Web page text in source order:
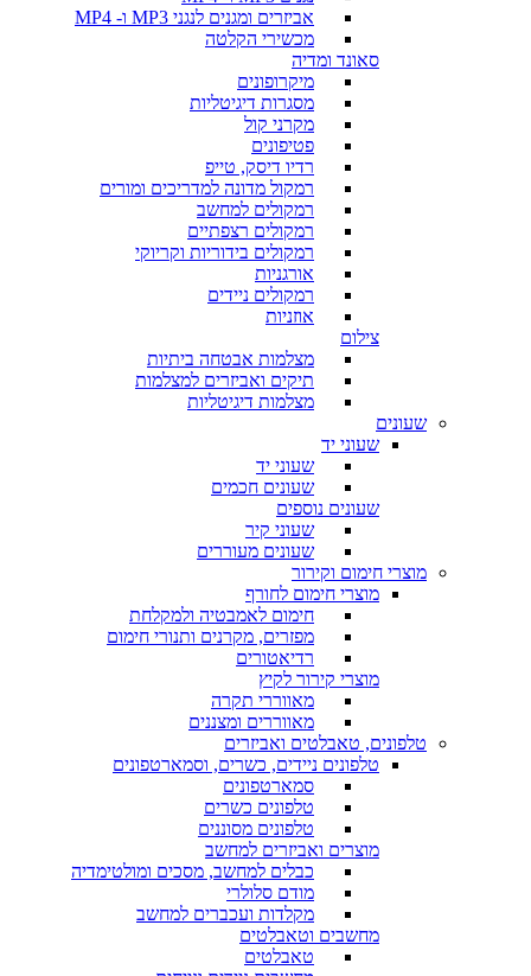
אביזרים ומגנים לנגני MP3 ו- MP4
מכשירי הקלטה
סאונד ומדיה
מיקרופונים
מסגרות דיגיטליות
מקרני קול
פטיפונים
רדיו דיסק, טייפ
רמקול מדונה למדריכים ומורים
רמקולים למחשב
רמקולים רצפתיים
רמקולים בידוריות וקריוקי
אורגניות
רמקולים ניידים
אוזניות
צילום
מצלמות אבטחה ביתיות
תיקים ואביזרים למצלמות
מצלמות דיגיטליות
שעונים
שעוני יד
שעוני יד
שעונים חכמים
שעונים נוספים
שעוני קיר
שעונים מעוררים
מוצרי חימום וקירור
מוצרי חימום לחורף
חימום לאמבטיה ולמקלחת
מפזרים, מקרנים ותנורי חימום
רדיאטורים
מוצרי קירור לקיץ
מאווררי תקרה
מאווררים ומצננים
טלפונים, טאבלטים ואביזרים
טלפונים ניידים, כשרים, וסמארטפונים
סמארטפונים
טלפונים כשרים
טלפונים מסוננים
מוצרים ואביזרים למחשב
כבלים למחשב, מסכים ומולטימדיה
מודם סלולרי
מקלדות ועכברים למחשב
מחשבים וטאבלטים
טאבלטים